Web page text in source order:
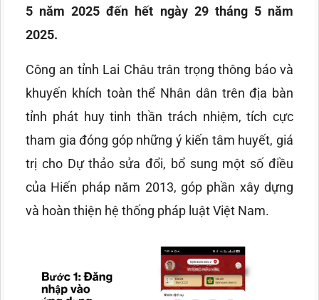
5 năm 2025 đến hết ngày 29 tháng 5 năm
2025.
Công an tỉnh Lai Châu trân trọng thông báo và
khuyến khích toàn thể Nhân dân trên địa bàn
tỉnh phát huy tinh thần trách nhiệm, tích cực
tham gia đóng góp những ý kiến tâm huyết, giá
trị cho Dự thảo sửa đổi, bổ sung một số điều
của Hiến pháp năm 2013, góp phần xây dựng
và hoàn thiện hệ thống pháp luật Việt Nam.